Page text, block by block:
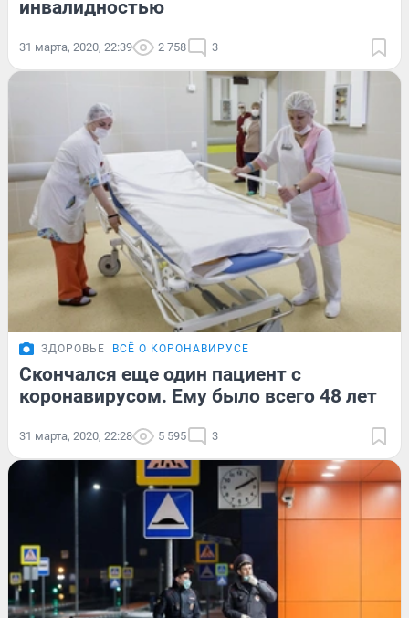
инвалидностью
31 марта, 2020, 22:39 2 758 3
ЗДОРОВЬЕ ВСЁ О КОРОНАВИРУСЕ
Скончался еще один пациент с
коронавирусом. Ему было всего 48 лет
31 марта, 2020, 22:28 5 595 3